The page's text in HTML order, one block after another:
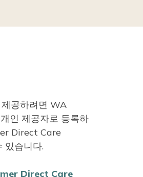
공하려면 WA
인 제공자로 등록하
Direct Care
습니다.
Direct Care